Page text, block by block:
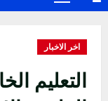
Primary
اخر الاخبار
التعليم